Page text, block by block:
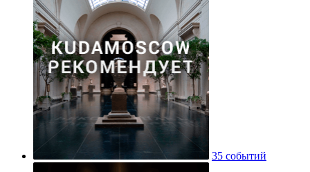
35 событий